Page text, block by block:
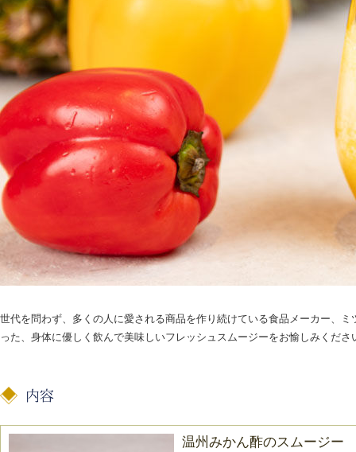
世代を問わず、多くの人に愛される商品を作り続けている食品メーカー、
った、身体に優しく飲んで美味しいフレッシュスムージーをお愉しみくださ
温州みかん酢のスムージー